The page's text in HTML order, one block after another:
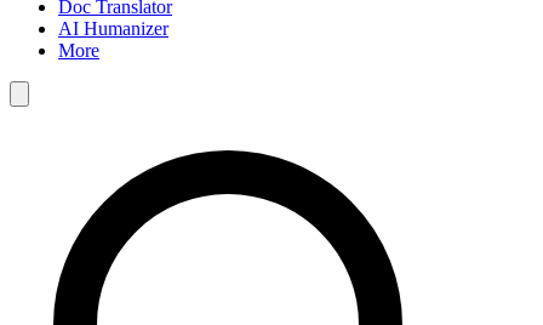
Doc Translator
AI Humanizer
More